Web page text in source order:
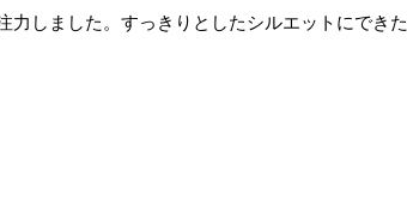
しました。すっきりとしたシルエットにできた